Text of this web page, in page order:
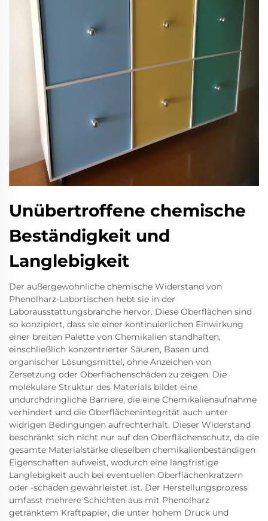
Unübertroffene chemische
Beständigkeit und
Langlebigkeit
Der außergewöhnliche chemische Widerstand von
Phenolharz-Labortischen hebt sie in der
Laborausstattungsbranche hervor. Diese Oberflächen sind
so konzipiert, dass sie einer kontinuierlichen Einwirkung
einer breiten Palette von Chemikalien standhalten,
einschließlich konzentrierter Säuren, Basen und
organischer Lösungsmittel, ohne Anzeichen von
Zersetzung oder Oberflächenschäden zu zeigen. Die
molekulare Struktur des Materials bildet eine
undurchdringliche Barriere, die eine Chemikalienaufnahme
verhindert und die Oberflächenintegrität auch unter
widrigen Bedingungen aufrechterhält. Dieser Widerstand
beschränkt sich nicht nur auf den Oberflächenschutz, da die
gesamte Materialstärke dieselben chemikalienbeständigen
Eigenschaften aufweist, wodurch eine langfristige
Langlebigkeit auch bei eventuellen Oberflächenkratzern
oder -schäden gewährleistet ist. Der Herstellungsprozess
umfasst mehrere Schichten aus mit Phenolharz
getränktem Kraftpapier, die unter hohem Druck und